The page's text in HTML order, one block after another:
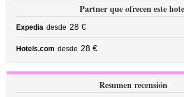
Partner que ofrecen este
Expedia desde 28 €
Hotels.com desde 28 €
Resumen recensión